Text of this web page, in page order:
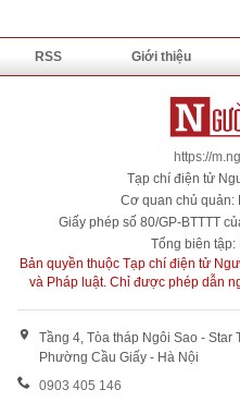
RSS Giới thiệu
https://
Tạp chí điện tử
Cơ quan chủ quản:
Giấy phép số 80/GP-BTTTT
Tổng biên tập:
Bản quyền thuộc Tạp chí điện tử
và Pháp luật. Chỉ được phép dẫn
Tầng 4, Tòa tháp Ngôi Sao -
Phường Cầu Giấy - Hà Nội
0903 405 146